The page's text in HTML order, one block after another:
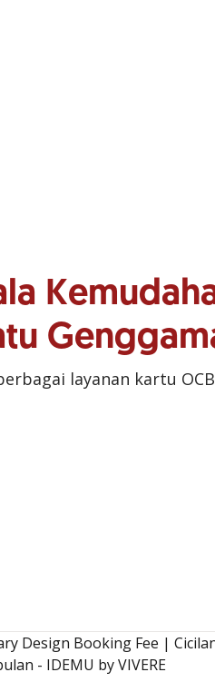
layanan kartu